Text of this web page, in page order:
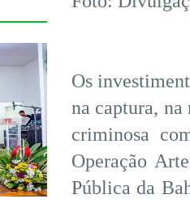
Os
na captura, na
criminosa
Operação
Pública da